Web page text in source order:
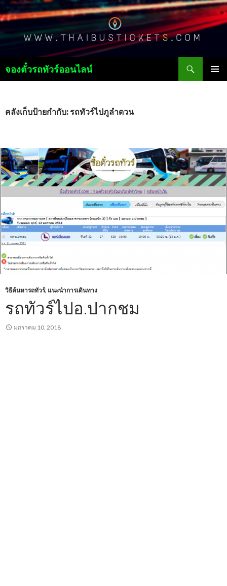
จองตั๋วรถทัวร์ออนไลน์
เนื้อหา
คลังเก็บป้ายกำกับ: รถทัวร์ไปภูลำดวน
วิธีค้นหารถทัวร์, แนะนำการเดินทาง
รถทัวร์ไปอ.ปากชม
มกราคม 10, 2018